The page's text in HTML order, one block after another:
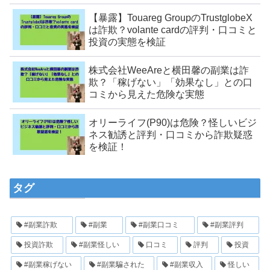
【暴露】Touareg GroupのTrustglobeX
は詐欺？volante cardの評判・口コミと
投資の実態を検証
株式会社WeeAreと横田馨の副業は詐
欺？「稼げない」「効果なし」との口
コミから見えた危険な実態
オリーライフ(P90)は危険？怪しいビジ
ネス勧誘と評判・口コミから詐欺疑惑
を検証！
タグ
#副業詐欺 #副業 #副業口コミ #副業評判
投資詐欺 #副業怪しい 口コミ 評判 投資
#副業稼げない #副業騙された #副業収入 怪しい